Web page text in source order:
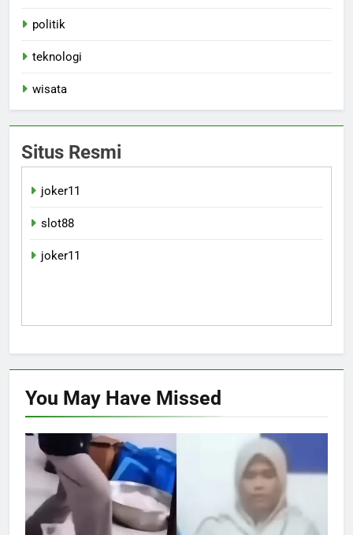
politik
teknologi
wisata
Situs Resmi
joker11
slot88
joker11
You May Have Missed
INVESTIGASI